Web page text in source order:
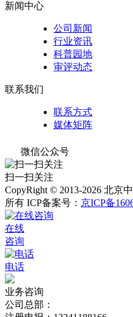
新闻中心
公司新闻
行业资讯
科普园地
审评动态
联系我们
联系方式
媒体矩阵
微信公众号
扫一扫关注
CopyRight © 2013-2026 北京
所有 ICP备案号： 京ICP备
在线
咨询
电话
业务咨询
公司总部：